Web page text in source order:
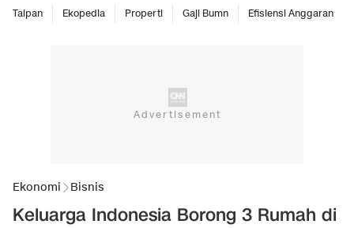
Taipan Ekopedia Properti Gaji Bumn Efisiensi Anggaran
Ekonomi Bisnis
Keluarga Indonesia Borong 3 Rumah di